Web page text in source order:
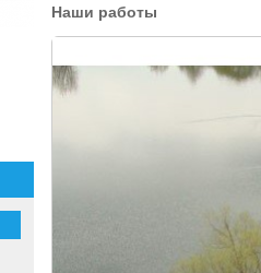
Наши работы